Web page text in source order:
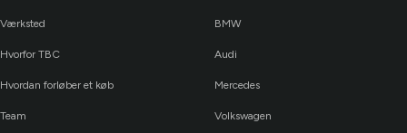
Værksted
Hvorfor TBC
Hvordan forløber et køb
Team
BMW
Audi
Mercedes
Volkswagen